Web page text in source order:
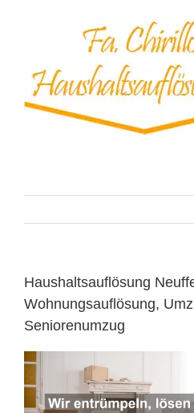
Haushaltsauflösung
Wohnungsauflösung,
Seniorenumzug